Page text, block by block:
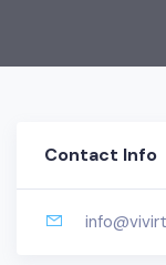
Contact Info